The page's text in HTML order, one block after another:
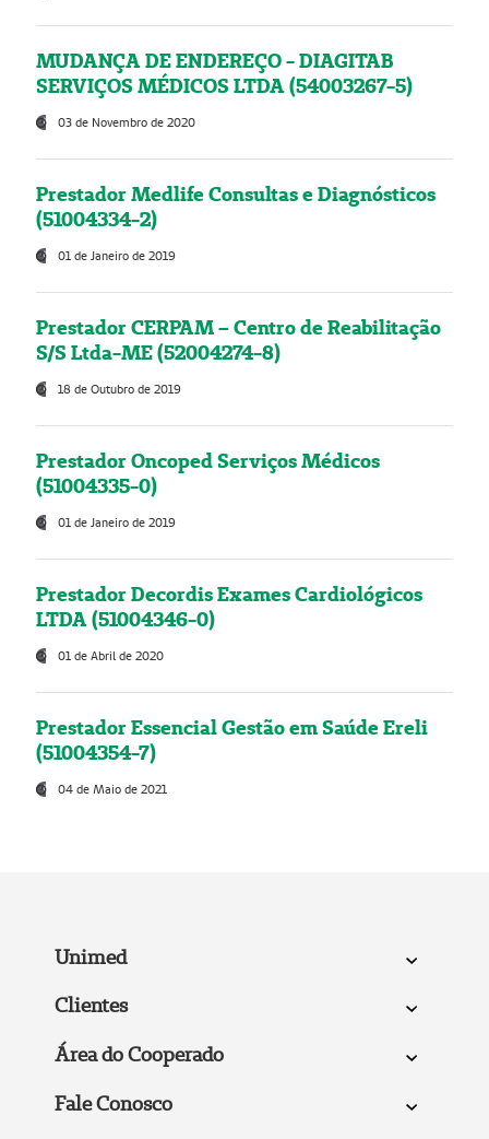
MUDANÇA DE ENDEREÇO - DIAGITAB
SERVIÇOS MÉDICOS LTDA (54003267-5)
03 de Novembro de 2020
Prestador Medlife Consultas e Diagnósticos
(51004334-2)
01 de Janeiro de 2019
Prestador CERPAM – Centro de Reabilitação
S/S Ltda-ME (52004274-8)
18 de Outubro de 2019
Prestador Oncoped Serviços Médicos
(51004335-0)
01 de Janeiro de 2019
Prestador Decordis Exames Cardiológicos
LTDA (51004346-0)
01 de Abril de 2020
Prestador Essencial Gestão em Saúde Ereli
(51004354-7)
04 de Maio de 2021
Unimed
Clientes
Área do Cooperado
Fale Conosco